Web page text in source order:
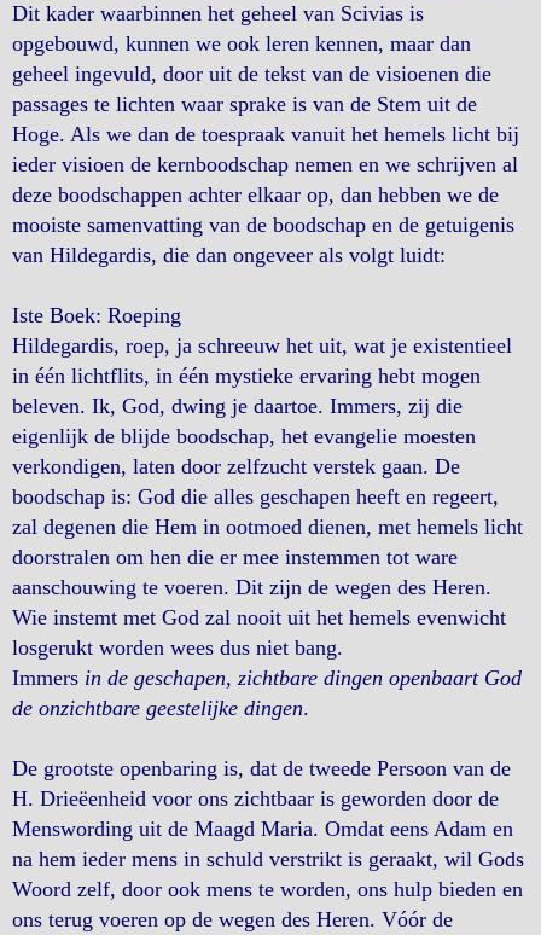
Dit kader waarbinnen het geheel van Scivias is
opgebouwd, kunnen we ook leren kennen, maar dan
geheel ingevuld, door uit de tekst van de visioenen die
passages te lichten waar sprake is van de Stem uit de
Hoge. Als we dan de toespraak vanuit het hemels licht bij
ieder visioen de kernboodschap nemen en we schrijven al
deze boodschappen achter elkaar op, dan hebben we de
mooiste samenvatting van de boodschap en de getuigenis
van Hildegardis, die dan ongeveer als volgt luidt:
Iste Boek: Roeping
Hildegardis, roep, ja schreeuw het uit, wat je existentieel
in één lichtflits, in één mystieke ervaring hebt mogen
beleven. Ik, God, dwing je daartoe. Immers, zij die
eigenlijk de blijde boodschap, het evangelie moesten
verkondigen, laten door zelfzucht verstek gaan. De
boodschap is: God die alles geschapen heeft en regeert,
zal degenen die Hem in ootmoed dienen, met hemels licht
doorstralen om hen die er mee instemmen tot ware
aanschouwing te voeren. Dit zijn de wegen des Heren.
Wie instemt met God zal nooit uit het hemels evenwicht
losgerukt worden wees dus niet bang.
Immers in de geschapen, zichtbare dingen openbaart God
de onzichtbare geestelijke dingen.
De grootste openbaring is, dat de tweede Persoon van de
H. Drieëenheid voor ons zichtbaar is geworden door de
Menswording uit de Maagd Maria. Omdat eens Adam en
na hem ieder mens in schuld verstrikt is geraakt, wil Gods
Woord zelf, door ook mens te worden, ons hulp bieden en
ons terug voeren op de wegen des Heren. Vóór de